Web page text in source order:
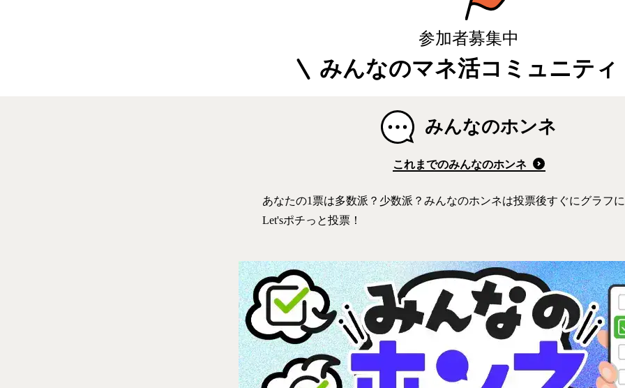
参加者募集中
みんなのマネ活コミュニティ
みんなのホンネ
これまでのみんなのホンネ
あなたの1票は多数派？少数派？みんなのホンネは投票後すぐにグラフ
Let'sポチっと投票！